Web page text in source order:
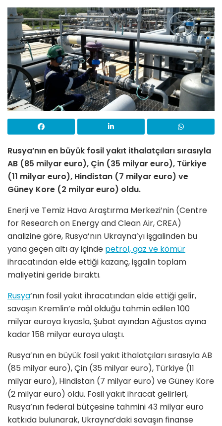
Rusya’nın en büyük fosil yakıt ithalatçıları sırasıyla
AB (85 milyar euro), Çin (35 milyar euro), Türkiye
(11 milyar euro), Hindistan (7 milyar euro) ve
Güney Kore (2 milyar euro) oldu.
Enerji ve Temiz Hava Araştırma Merkezi’nin (Centre
for Research on Energy and Clean Air, CREA)
analizine göre, Rusya’nın Ukrayna’yı işgalinden bu
yana geçen altı ay içinde petrol, gaz ve kömür
ihracatından elde ettiği kazanç, işgalin toplam
maliyetini geride bıraktı.
Rusya‘nın fosil yakıt ihracatından elde ettiği gelir,
savaşın Kremlin’e mâl olduğu tahmin edilen 100
milyar euroya kıyasla, Şubat ayından Ağustos ayına
kadar 158 milyar euroya ulaştı.
Rusya’nın en büyük fosil yakıt ithalatçıları sırasıyla AB
(85 milyar euro), Çin (35 milyar euro), Türkiye (11
milyar euro), Hindistan (7 milyar euro) ve Güney Kore
(2 milyar euro) oldu. Fosil yakıt ihracat gelirleri,
Rusya’nın federal bütçesine tahmini 43 milyar euro
katkıda bulunarak, Ukrayna’daki savaşın finanse